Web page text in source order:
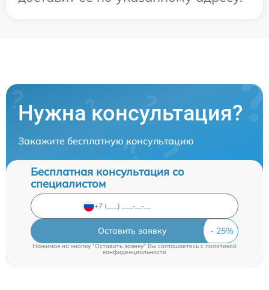
Нужна консультация?
Закажите бесплатную консультацию
Бесплатная консультация со
специалистом
Оставить заявку
Нажимая на кнопку "Оставить заявку" Вы соглашаетесь cполитикой
конфиденциальности